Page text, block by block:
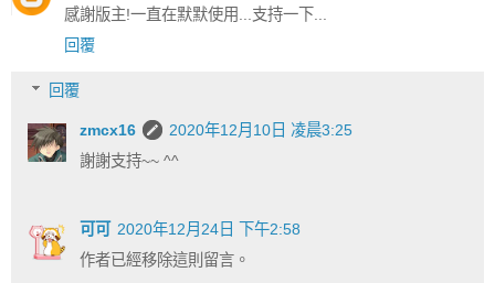
感謝版主!一直在默默使用...支持一下...
回覆
回覆
zmcx16
2020年12月10日 凌晨3:25
謝謝支持~~ ^^
可可
2020年12月24日 下午2:58
作者已經移除這則留言。